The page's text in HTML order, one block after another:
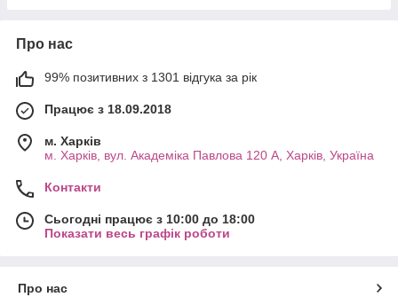
Про нас
99% позитивних з 1301 відгука за рік
Працює з 18.09.2018
м. Харків
м. Харків, вул. Академіка Павлова 120 А, Харків, Україна
Контакти
Сьогодні працює з 10:00 до 18:00
Показати весь графік роботи
Про нас